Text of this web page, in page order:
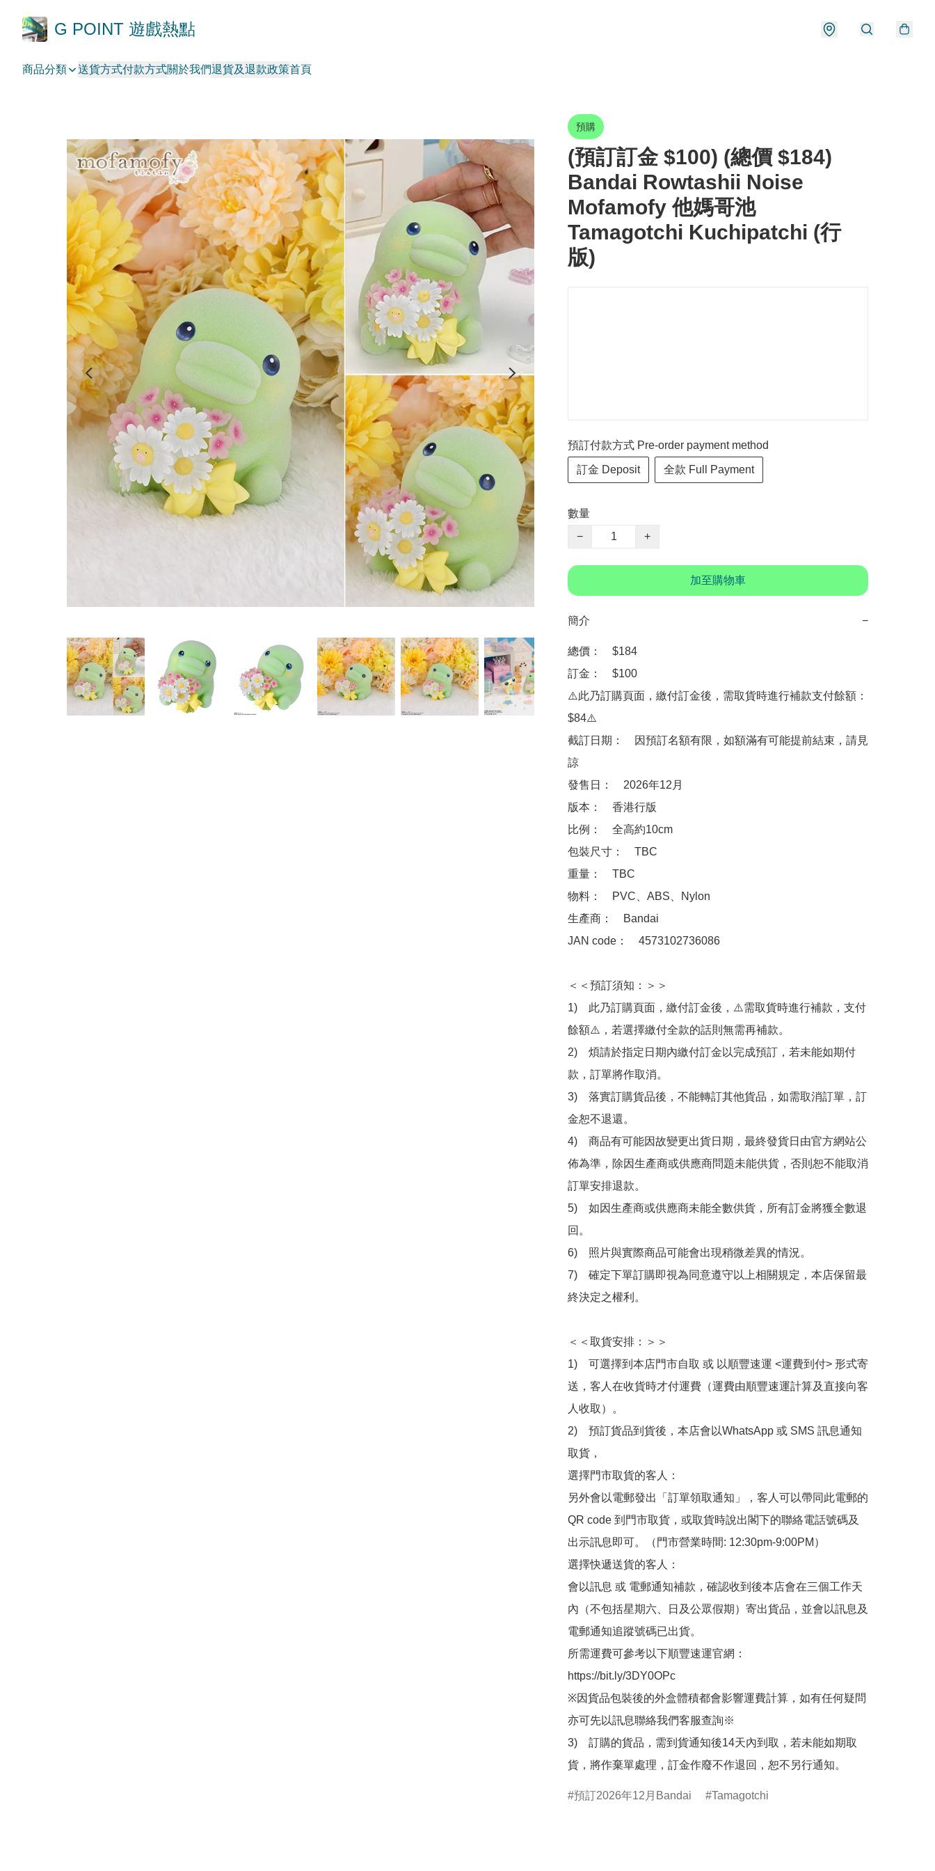
G POINT 遊戲熱點
商品分類 送貨方式付款方式關於我們退貨及退款政策首頁
預購
(預訂訂金 $100) (總價 $184)
Bandai Rowtashii Noise
Mofamofy 他媽哥池
Tamagotchi Kuchipatchi (行
版)
預訂付款方式 Pre-order payment method
訂金 Deposit 全款 Full Payment
數量
−
+
加至購物車
簡介 −
總價：　$184
訂金：　$100
⚠️此乃訂購頁面，繳付訂金後，需取貨時進行補款支付餘額：
$84⚠️
截訂日期：　因預訂名額有限，如額滿有可能提前結束，請見
諒
發售日：　2026年12月
版本：　香港行版
比例：　全高約10cm
包裝尺寸：　TBC
重量：　TBC
物料：　PVC、ABS、Nylon
生產商：　Bandai
JAN code：　4573102736086
＜＜預訂須知：＞＞
1)　此乃訂購頁面，繳付訂金後，⚠️需取貨時進行補款，支付
餘額⚠️，若選擇繳付全款的話則無需再補款。
2)　煩請於指定日期內繳付訂金以完成預訂，若未能如期付
款，訂單將作取消。
3)　落實訂購貨品後，不能轉訂其他貨品，如需取消訂單，訂
金恕不退還。
4)　商品有可能因故變更出貨日期，最終發貨日由官方網站公
佈為準，除因生產商或供應商問題未能供貨，否則恕不能取消
訂單安排退款。
5)　如因生產商或供應商未能全數供貨，所有訂金將獲全數退
回。
6)　照片與實際商品可能會出現稍微差異的情況。
7)　確定下單訂購即視為同意遵守以上相關規定，本店保留最
終決定之權利。
＜＜取貨安排：＞＞
1)　可選擇到本店門市自取 或 以順豐速運 <運費到付> 形式寄
送，客人在收貨時才付運費（運費由順豐速運計算及直接向客
人收取）。
2)　預訂貨品到貨後，本店會以WhatsApp 或 SMS 訊息通知
取貨，
選擇門市取貨的客人：
另外會以電郵發出「訂單領取通知」，客人可以帶同此電郵的
QR code 到門市取貨，或取貨時說出閣下的聯絡電話號碼及
出示訊息即可。（門市營業時間: 12:30pm-9:00PM）
選擇快遞送貨的客人：
會以訊息 或 電郵通知補款，確認收到後本店會在三個工作天
內（不包括星期六、日及公眾假期）寄出貨品，並會以訊息及
電郵通知追蹤號碼已出貨。
所需運費可參考以下順豐速運官網：
https://bit.ly/3DY0OPc
※因貨品包裝後的外盒體積都會影響運費計算，如有任何疑問
亦可先以訊息聯絡我們客服查詢※
3)　訂購的貨品，需到貨通知後14天內到取，若未能如期取
貨，將作棄單處理，訂金作廢不作退回，恕不另行通知。
預訂2026年12月Bandai Tamagotchi